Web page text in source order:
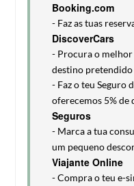
Booking.com
- Faz as tuas
DiscoverCars
- Procura o
destino pretendido
- Faz o teu Seguro
oferecemos 5% de
Seguros
- Marca a tua
um pequeno
Viajante Online
- Compra o teu e-